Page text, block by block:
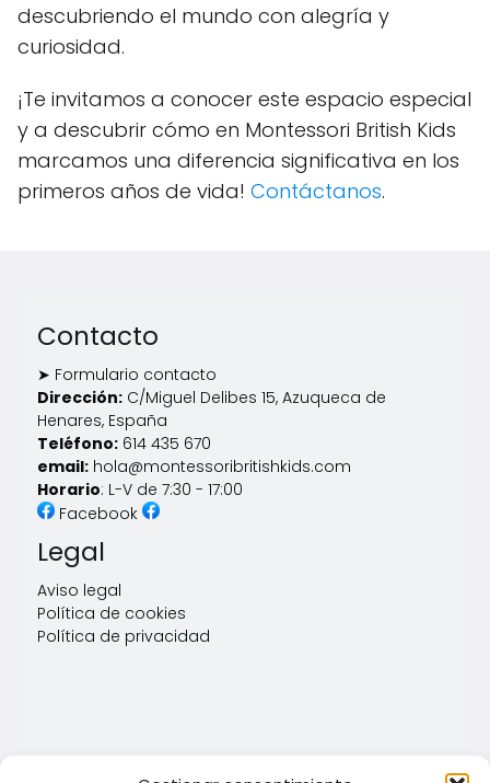
descubriendo el mundo con alegría y
curiosidad.
¡Te invitamos a conocer este espacio especial
y a descubrir cómo en Montessori British Kids
marcamos una diferencia significativa en los
primeros años de vida! Contáctanos.
Contacto
➤ Formulario contacto
Dirección: C/Miguel Delibes 15, Azuqueca de
Henares, España
Teléfono: 614 435 670
email: hola@montessoribritishkids.com
Horario: L-V de 7:30 - 17:00
Facebook
Legal
Aviso legal
Política de cookies
Política de privacidad